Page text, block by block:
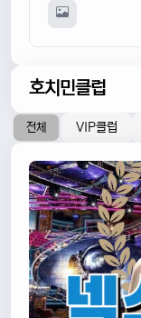
호치민클럽
전체 VIP클럽